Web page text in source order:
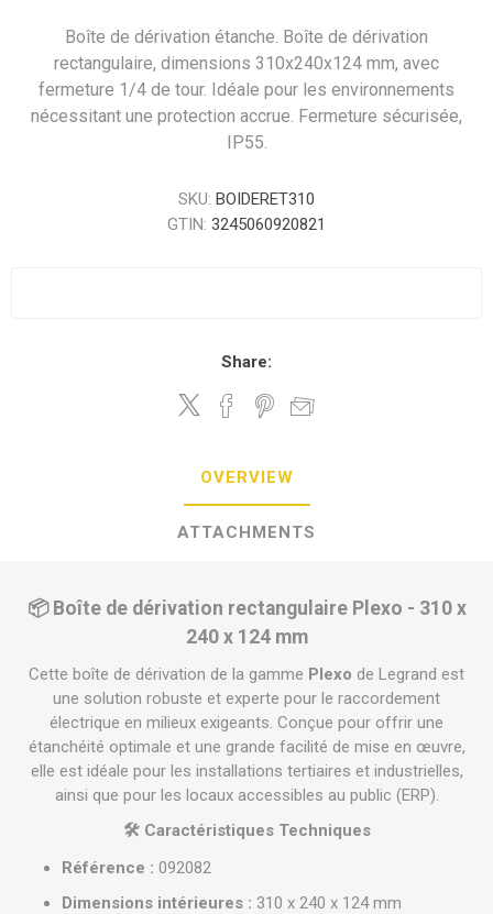
Boîte de dérivation étanche. Boîte de dérivation
rectangulaire, dimensions 310x240x124 mm, avec
fermeture 1/4 de tour. Idéale pour les environnements
nécessitant une protection accrue. Fermeture sécurisée,
IP55.
SKU: BOIDERET310
GTIN: 3245060920821
Share:
OVERVIEW
ATTACHMENTS
📦 Boîte de dérivation rectangulaire Plexo - 310 x
240 x 124 mm
Cette boîte de dérivation de la gamme Plexo de Legrand est
une solution robuste et experte pour le raccordement
électrique en milieux exigeants. Conçue pour offrir une
étanchéité optimale et une grande facilité de mise en œuvre,
elle est idéale pour les installations tertiaires et industrielles,
ainsi que pour les locaux accessibles au public (ERP).
🛠️ Caractéristiques Techniques
Référence : 092082
Dimensions intérieures : 310 x 240 x 124 mm